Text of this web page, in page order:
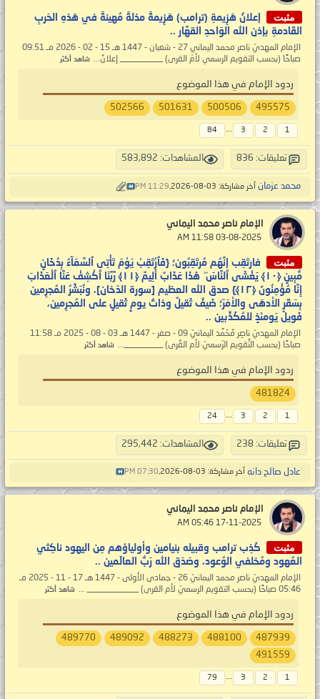
مثبت
إعلانُ هَزِيمةِ (ترامب) هَزِيمةً مذلةً مُهينةً في هَذهِ الحَربِ
القَادمةِ بإذن الله الوَاحدِ القهَّار ..
الإمام المهديّ ناصر محمد اليماني 27 - شعبان - 1447 هـ 15 - 02 - 2026 مـ 09:51
صباحًا (بحسب التقويم الرسمي لأمّ القرى) __________ إعلانُ... شاهد أكثر
ردود الإمام في هذا الموضوع
495575
500506
501631
502566
1
2
3
...
84
تعليقات: 836 المشاهدات: 583,892
محمد عزمان آخر مشاركة: 03-08-2026, 11:29 PM
الإمام ناصر محمد اليماني
مثبت
فارتَقِب إنَّهُم مُرتَقِبُون؛ {فَٱرْتَقِبْ يَوْمَ تَأْتِى ٱلسَّمَآءُ بِدُخَانٍ
مُّبِينٍ ‎﴿١٠﴾‏ يَغْشَى ٱلنَّاسَ ۖ هَٰذَا عَذَابٌ أَلِيمٌ ‎﴿١١﴾‏ رَّبَّنَا ٱكْشِفْ عَنَّا ٱلْعَذَابَ
إِنَّا مُؤْمِنُونَ ‎﴿١٢﴾‏} صدق الله العظيم [سورة الدّخان]، ونُبَشِّرُ المُجرِمين
بِسَقَر الأدهَى والأمَرّ؛ ضَيفٌ ثَقيلٌ وذاتُ يومٍ ثَقيلٍ على المُجرِمين،
فَويلٌ يَومئذٍ للمُكَذِّبين ..
الإمام المهديّ ناصِر مُحَمَّد اليمانيّ 09 - صفر - 1447 هـ 03 - 08 - 2025 مـ 11:58
صباحًا (بحسب التَّقويم الرّسميّ لأم القُرى) _________... شاهد أكثر
ردود الإمام في هذا الموضوع
481824
1
2
3
...
24
تعليقات: 238 المشاهدات: 295,442
عادل صالح دانه آخر مشاركة: 03-08-2026, 07:30 PM
الإمام ناصر محمد اليماني
مثبت
كَذِب ترامب وقبيله بنيامين وأولياؤهم مِن اليهود ناكِثي
العُهود ومُخلفي الوُعود، وصَدَق الله رَبُّ العالَمين ..
الإمام المهديّ ناصر محمد اليمانيّ 26 - جمادى الأولى - 1447 هـ 17 - 11 - 2025 مـ
05:46 صباحًا (بحسب التقويم الرسميّ لأم القرى) ____________ ...
شاهد أكثر
ردود الإمام في هذا الموضوع
487939
488100
488273
489092
489770
491559
1
2
3
...
79